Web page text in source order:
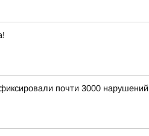
почти 3000